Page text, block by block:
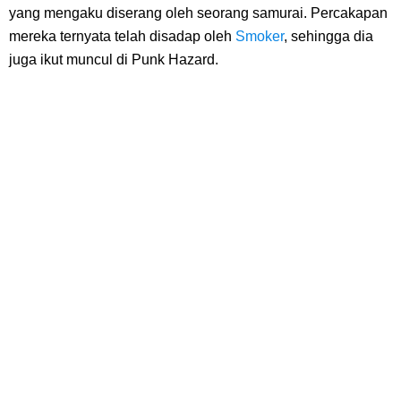
Profil Slamet Rahardjo, Aktor Dengan Peran Penting Dalam Perfilman
yang mengaku diserang oleh seorang samurai. Percakapan
mereka ternyata telah disadap oleh Smoker, sehingga dia
juga ikut muncul di Punk Hazard.